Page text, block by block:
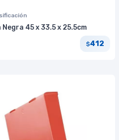
45 x 33.5 x 25.5cm
$412